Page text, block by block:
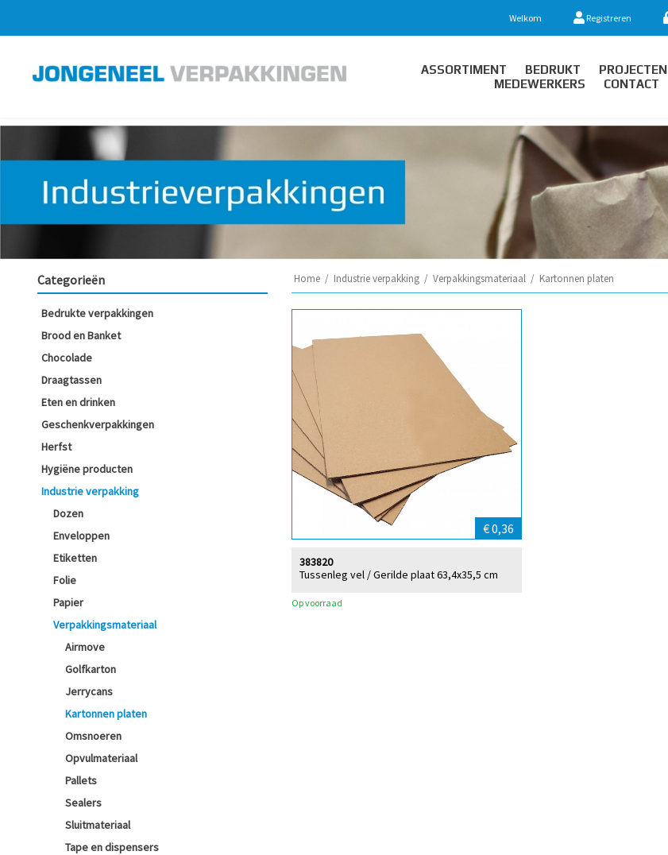
Welkom Registreren
ASSORTIMENT BEDRUKT PROJECTEN
MEDEWERKERS
CONTACT
Categorieën
Bedrukte verpakkingen
Brood en Banket
Chocolade
Draagtassen
Eten en drinken
Geschenkverpakkingen
Herfst
Hygiëne producten
Industrie verpakking
Dozen
Enveloppen
Etiketten
Folie
Papier
Verpakkingsmateriaal
Airmove
Golfkarton
Jerrycans
Kartonnen platen
Omsnoeren
Opvulmateriaal
Pallets
Sealers
Sluitmateriaal
Tape en dispensers
Home / Industrie verpakking / Verpakkingsmateriaal / Kartonnen platen
€ 0,36
Tussenleg vel / Gerilde plaat 63,4x35,5 cm
383820
Op voorraad